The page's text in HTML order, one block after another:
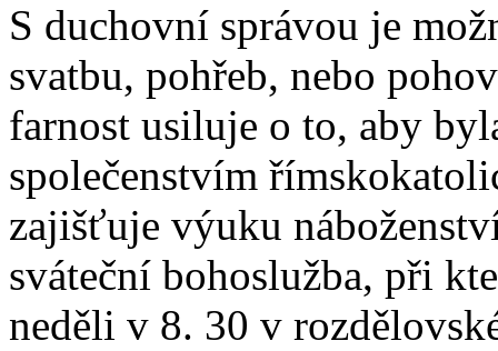
S duchovní správou je
svatbu, pohřeb, nebo
farnost usiluje o to, aby
společenstvím
zajišťuje výuku
sváteční bohoslužba, při
neděli v 8. 30 v